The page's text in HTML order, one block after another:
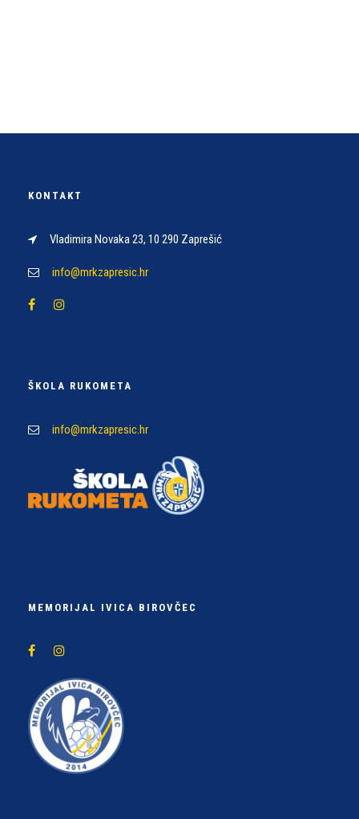
KONTAKT
Vladimira Novaka 23, 10 290 Zaprešić
info@mrkzapresic.hr
ŠKOLA RUKOMETA
info@mrkzapresic.hr
MEMORIJAL IVICA BIROVČEC